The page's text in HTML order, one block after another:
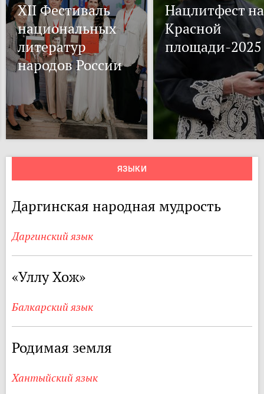
XII Фестиваль
национальных
литератур
народов России
Нацлитфест на
Красной
площади-2025
ЯЗЫКИ
Даргинская народная мудрость
Даргинский язык
«Уллу Хож»
Балкарский язык
Родимая земля
Хантыйский язык